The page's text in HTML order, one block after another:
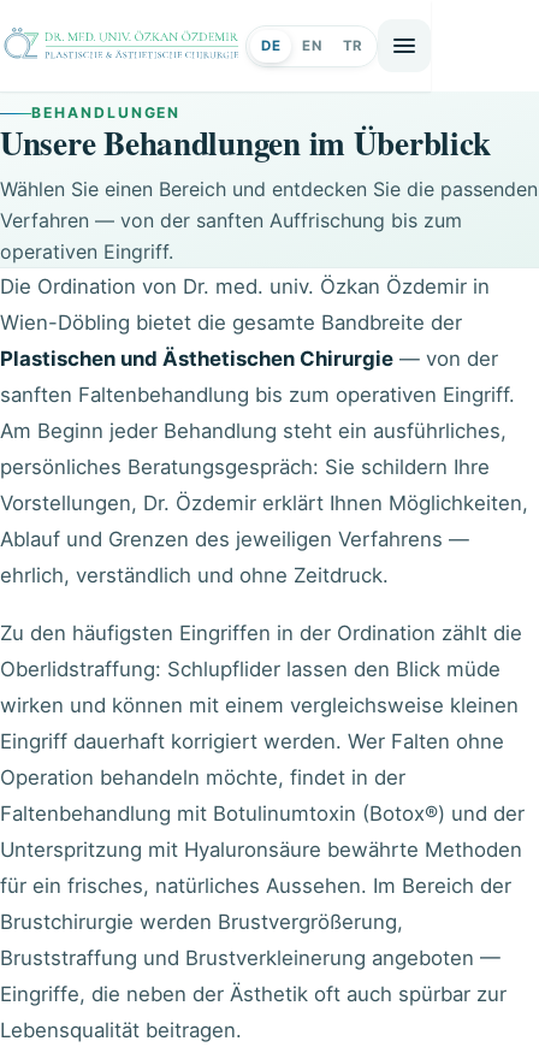
DE EN TR
BEHANDLUNGEN
Unsere Behandlungen im Überblick
Wählen Sie einen Bereich und entdecken Sie die passenden
Verfahren — von der sanften Auffrischung bis zum
operativen Eingriff.
Die Ordination von Dr. med. univ. Özkan Özdemir in
Wien-Döbling bietet die gesamte Bandbreite der
Plastischen und Ästhetischen Chirurgie — von der
sanften Faltenbehandlung bis zum operativen Eingriff.
Am Beginn jeder Behandlung steht ein ausführliches,
persönliches Beratungsgespräch: Sie schildern Ihre
Vorstellungen, Dr. Özdemir erklärt Ihnen Möglichkeiten,
Ablauf und Grenzen des jeweiligen Verfahrens —
ehrlich, verständlich und ohne Zeitdruck.
Zu den häufigsten Eingriffen in der Ordination zählt die
Oberlidstraffung: Schlupflider lassen den Blick müde
wirken und können mit einem vergleichsweise kleinen
Eingriff dauerhaft korrigiert werden. Wer Falten ohne
Operation behandeln möchte, findet in der
Faltenbehandlung mit Botulinumtoxin (Botox®) und der
Unterspritzung mit Hyaluronsäure bewährte Methoden
für ein frisches, natürliches Aussehen. Im Bereich der
Brustchirurgie werden Brustvergrößerung,
Bruststraffung und Brustverkleinerung angeboten —
Eingriffe, die neben der Ästhetik oft auch spürbar zur
Lebensqualität beitragen.